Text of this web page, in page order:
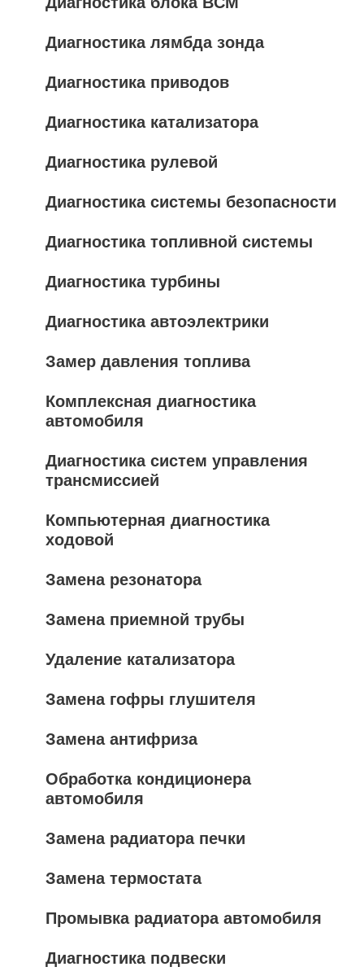
Диагностика лямбда зонда
Диагностика приводов
Диагностика катализатора
Диагностика рулевой
Диагностика системы безопасности
Диагностика топливной системы
Диагностика турбины
Диагностика автоэлектрики
Замер давления топлива
Комплексная диагностика
автомобиля
Диагностика систем управления
трансмиссией
Компьютерная диагностика
ходовой
Замена резонатора
Замена приемной трубы
Удаление катализатора
Замена гофры глушителя
Замена антифриза
Обработка кондиционера
автомобиля
Замена радиатора печки
Замена термостата
Промывка радиатора автомобиля
Диагностика подвески